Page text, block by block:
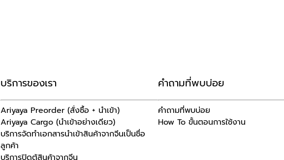
บริการของเรา
Ariyaya Preorder (สั่งซื้อ + นำเข้า)
Ariyaya Cargo (นำเข้าอย่างเดียว)
บริการจัดทำเอกสารนำเข้าสินค้าจากจีนเป็นชื่อ
ลูกค้า
คำถามที่พบบ่อย
คำถามที่พบบ่อย
How To ขั้นตอนการใช้งาน